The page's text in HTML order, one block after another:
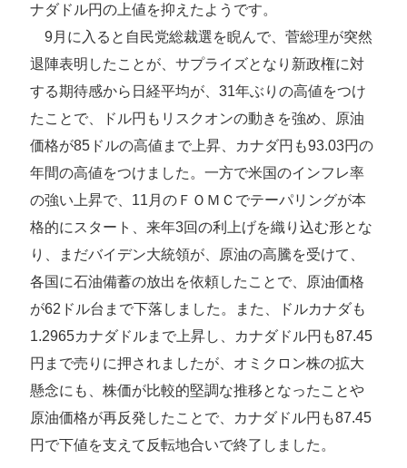
ナダドル円の上値を抑えたようです。
9月に入ると自民党総裁選を睨んで、菅総理が突然
退陣表明したことが、サプライズとなり新政権に対
する期待感から日経平均が、31年ぶりの高値をつけ
たことで、ドル円もリスクオンの動きを強め、原油
価格が85ドルの高値まで上昇、カナダ円も93.03円の
年間の高値をつけました。一方で米国のインフレ率
の強い上昇で、11月のＦＯＭＣでテーパリングが本
格的にスタート、来年3回の利上げを織り込む形とな
り、まだバイデン大統領が、原油の高騰を受けて、
各国に石油備蓄の放出を依頼したことで、原油価格
が62ドル台まで下落しました。また、ドルカナダも
1.2965カナダドルまで上昇し、カナダドル円も87.45
円まで売りに押されましたが、オミクロン株の拡大
懸念にも、株価が比較的堅調な推移となったことや
原油価格が再反発したことで、カナダドル円も87.45
円で下値を支えて反転地合いで終了しました。